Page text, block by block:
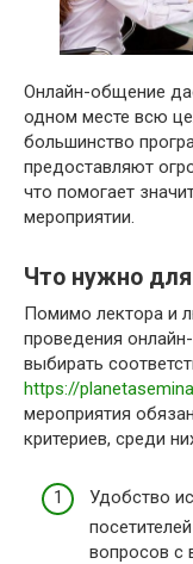
Онлайн-общение
одном месте всю
большинство
предоставляют
что помогает
мероприятии.
Что нужно
Помимо лектора и
проведения
выбирать
https://
мероприятия
критериев, среди
Удобство
вопросов с